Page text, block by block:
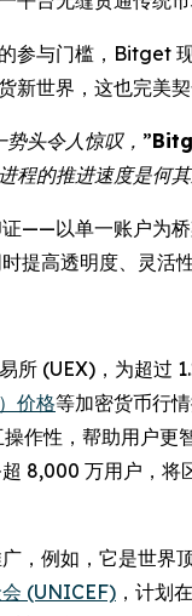
参与门槛，Bitget
世界，这也完美
头令人惊叹，”
程的推进速度是何
——以单一账户为
提高透明度、灵活性
所 (UEX)，为超过
价格等加密货币行
作性，帮助用户更
8,000 万用户，
，例如，它是世界
(UNICEF) ，计划